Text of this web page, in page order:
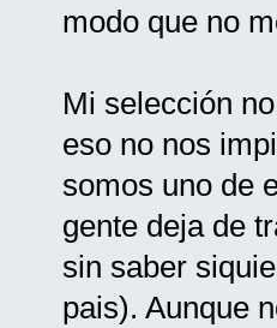
modo que no
Mi selección
eso no nos
somos uno de
gente deja de
sin saber
pais). Aunque